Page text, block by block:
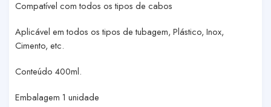
Compatível com todos os tipos de cabos
Aplicável em todos os tipos de tubagem, Plástico, Inox,
Cimento, etc.
Conteúdo 400ml.
Embalagem 1 unidade